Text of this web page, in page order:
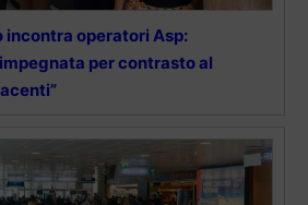
incontra operatori Asp:
per contrasto al